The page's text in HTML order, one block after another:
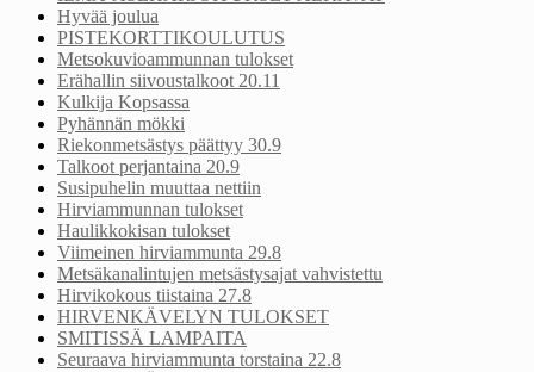
Hyvää joulua
PISTEKORTTIKOULUTUS
Metsokuvioammunnan tulokset
Erähallin siivoustalkoot 20.11
Kulkija Kopsassa
Pyhännän mökki
Riekonmetsästys päättyy 30.9
Talkoot perjantaina 20.9
Susipuhelin muuttaa nettiin
Hirviammunnan tulokset
Haulikkokisan tulokset
Viimeinen hirviammunta 29.8
Metsäkanalintujen metsästysajat vahvistettu
Hirvikokous tiistaina 27.8
HIRVENKÄVELYN TULOKSET
SMITISSÄ LAMPAITA
Seuraava hirviammunta torstaina 22.8